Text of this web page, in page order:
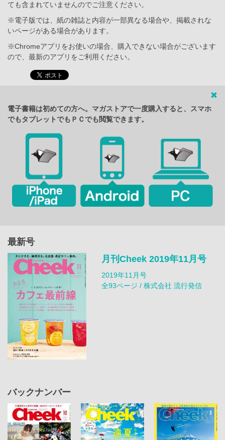
ても含まれていませんのでご注意ください。
※電子版では、紙の雑誌と内容が一部異なる場合や、掲載されな
いページがある場合があります。
※Chromeアプリをお使いの場合、購入できない場合がございます
ので、最新のアプリをご利用ください。
電子書籍は初めての方へ。マガストアで一度購入すると、スマホ
でもタブレットでもＰＣでも閲覧できます。
最新号
月刊Cheek 2019年11月号
2019年11月号
全93ページ / 株式会社 流行発信
バックナンバー